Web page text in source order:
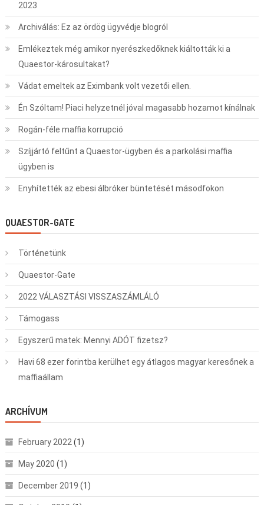
2023
Archiválás: Ez az ördög ügyvédje blogról
Emlékeztek még amikor nyerészkedőknek kiáltották ki a
Quaestor-károsultakat?
Vádat emeltek az Eximbank volt vezetői ellen.
Én Szóltam! Piaci helyzetnél jóval magasabb hozamot kínálnak
Rogán-féle maffia korrupció
Szíjjártó feltűnt a Quaestor-ügyben és a parkolási maffia
ügyben is
Enyhítették az ebesi álbróker büntetését másodfokon
QUAESTOR-GATE
Történetünk
Quaestor-Gate
2022 VÁLASZTÁSI VISSZASZÁMLÁLÓ
Támogass
Egyszerű matek: Mennyi ADÓT fizetsz?
Havi 68 ezer forintba kerülhet egy átlagos magyar keresőnek a
maffiaállam
ARCHÍVUM
February 2022 (1)
May 2020 (1)
December 2019 (1)